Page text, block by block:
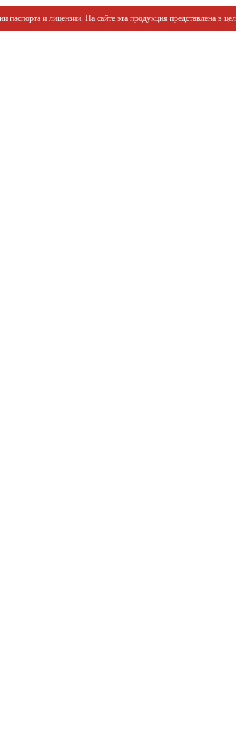
и лицензии. На сайте эта продукция представлена в